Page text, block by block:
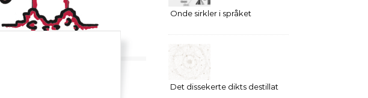
Onde sirkler i språket
Det dissekerte dikts destillat